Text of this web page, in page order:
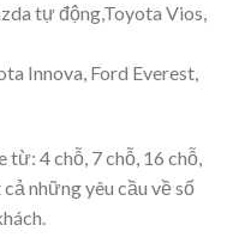
tự động,Toyota Vios,
Innova, Ford Everest,
4 chỗ, 7 chỗ, 16 chỗ,
những yêu cầu về số